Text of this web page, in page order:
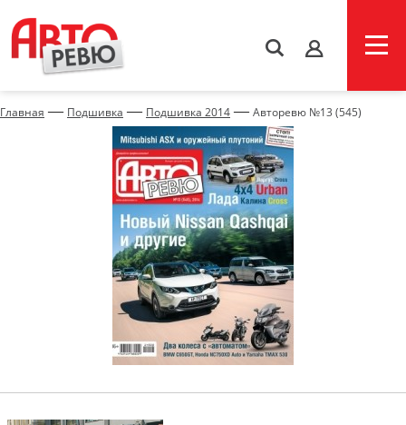
s
Главная — Подшивка — Подшивка 2014 — Авторевю №13 (545)